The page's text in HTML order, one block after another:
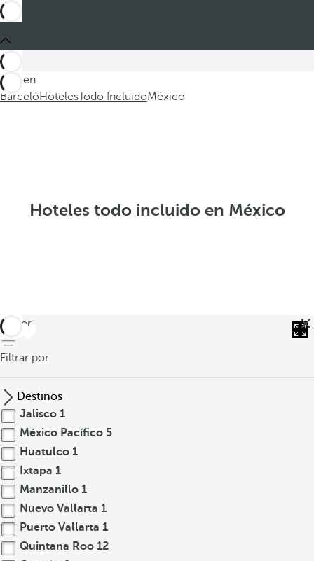
Está en
BarcelóHotelesTodo IncluidoMéxico
Hoteles todo incluido en México
volver
Filtrar por
Destinos
Jalisco 1
México Pacífico 5
Huatulco 1
Ixtapa 1
Manzanillo 1
Nuevo Vallarta 1
Puerto Vallarta 1
Quintana Roo 12